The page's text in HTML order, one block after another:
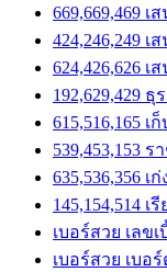
669,669,469
424,246,249
624,426,626
192,629,429
615,516,165
539,453,153
635,536,356
145,154,514
เบอร์สวย เลข
เบอร์สวย เบอ